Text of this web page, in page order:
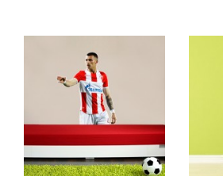
Klikni za detalje